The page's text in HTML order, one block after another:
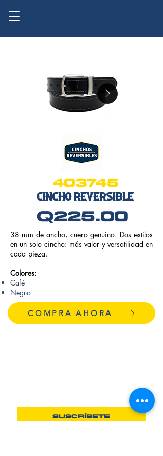
403745
CinCHO reversible
q225.00
38 mm de ancho, cuero genuino. Dos estilos
en un solo cincho: más valor y versatilidad en
cada pieza.
Colores:
Café
Negro
COMPRA AHORA
SUSCRÍBETE